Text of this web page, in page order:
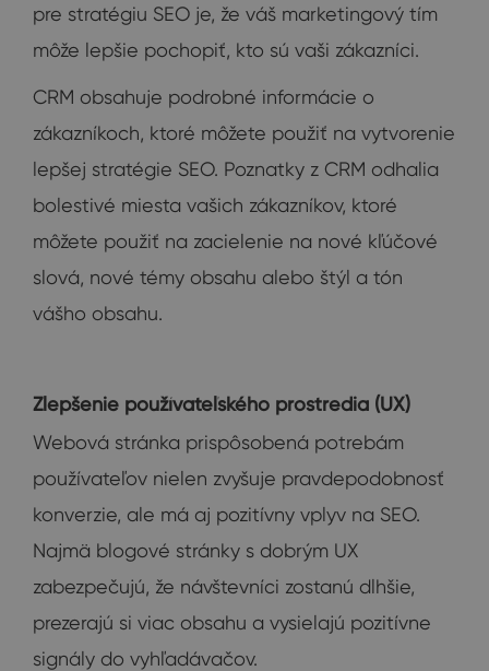
pre stratégiu SEO je, že váš marketingový tím
môže lepšie pochopiť, kto sú vaši zákazníci.
CRM obsahuje podrobné informácie o
zákazníkoch, ktoré môžete použiť na vytvorenie
lepšej stratégie SEO. Poznatky z CRM odhalia
bolestivé miesta vašich zákazníkov, ktoré
môžete použiť na zacielenie na nové kľúčové
slová, nové témy obsahu alebo štýl a tón
vášho obsahu.
Zlepšenie používateľského prostredia (UX)
Webová stránka prispôsobená potrebám
používateľov nielen zvyšuje pravdepodobnosť
konverzie, ale má aj pozitívny vplyv na SEO.
Najmä blogové stránky s dobrým UX
zabezpečujú, že návštevníci zostanú dlhšie,
prezerajú si viac obsahu a vysielajú pozitívne
signály do vyhľadávačov.